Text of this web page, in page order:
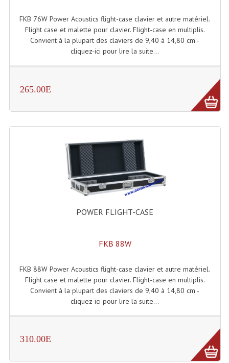
Retours De Scène
Caisson De Basse Amplifié
Enceintes Hifi
Enceintes Monitoring
Filtres Actifs, Correcteurs
Filtres Passifs
Haut-Parleurs Amplis Guitare
Moteurs Pavillons Pour Enceinte
FKB 76W Power Acoustics flight-case clavier et autre matériel.
Flight case et malette pour clavier. Flight-case en multiplis.
Convient à la plupart des claviers de 9,40 à 14,80 cm -
cliquez-ici pour lire la suite...
265.00E
POWER FLIGHT-CASE
FKB 88W
FKB 88W Power Acoustics flight-case clavier et autre matériel.
Flight case et malette pour clavier. Flight-case en multiplis.
Convient à la plupart des claviers de 9,40 à 14,80 cm -
cliquez-ici pour lire la suite...
310.00E